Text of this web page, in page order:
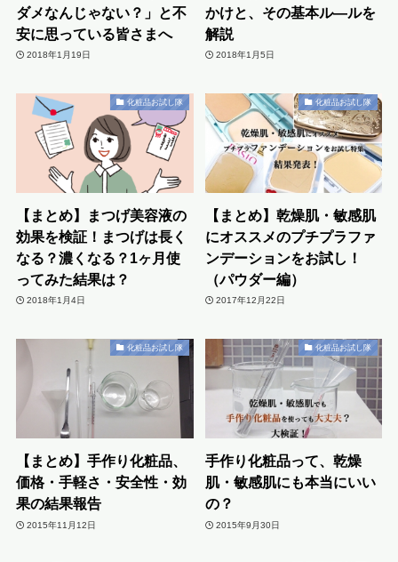
ダメなんじゃない？」と不
安に思っている皆さまへ
2018年1月19日
かけと、その基本ル―ルを
解説
2018年1月5日
化粧品お試し隊
【まとめ】まつげ美容液の
効果を検証！まつげは長く
なる？濃くなる？1ヶ月使
ってみた結果は？
2018年1月4日
化粧品お試し隊
【まとめ】乾燥肌・敏感肌
にオススメのプチプラファ
ンデーションをお試し！
（パウダー編）
2017年12月22日
化粧品お試し隊
【まとめ】手作り化粧品、
価格・手軽さ・安全性・効
果の結果報告
2015年11月12日
化粧品お試し隊
手作り化粧品って、乾燥
肌・敏感肌にも本当にいい
の？
2015年9月30日